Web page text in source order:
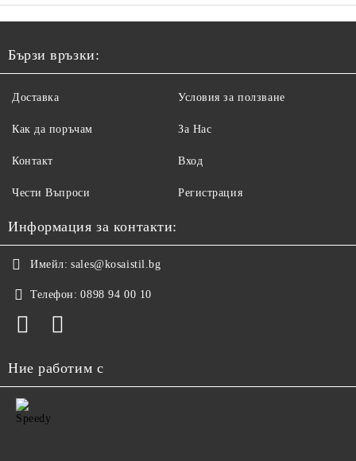
Бързи връзки:
Доставка
Как да поръчам
Контакт
Чести Въпроси
Условия за ползване
За Нас
Вход
Регистрация
Информация за контакти:
Имейл: sales@kosaistil.bg
Телефон: 0898 94 00 10
Ние работим с